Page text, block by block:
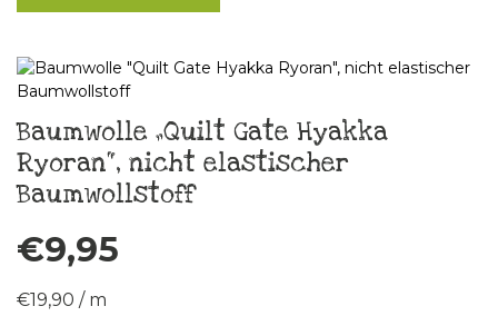
Baumwolle „Quilt Gate Hyakka
Ryoran“, nicht elastischer
Baumwollstoff
€9,95
€19,90 / m